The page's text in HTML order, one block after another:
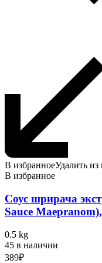
В избранноеУдалить из
В избранное
Соус шрирача
Sauce
0.5 kg
45 в наличии
389₽